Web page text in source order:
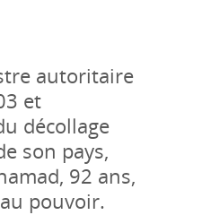
autoritaire
et
décollage
son pays,
92 ans,
pouvoir.